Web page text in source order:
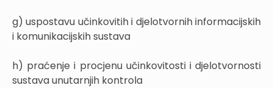
g) uspostavu učinkovitih i djelotvornih informacijskih
i komunikacijskih sustava
h) praćenje i procjenu učinkovitosti i djelotvornosti
sustava unutarnjih kontrola